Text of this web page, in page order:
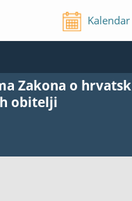
Kalendar
Zakona o
obitelji